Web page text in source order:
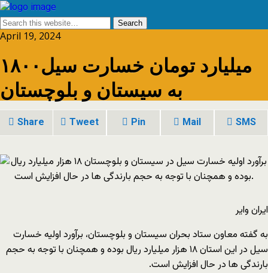
April 19, 2024
۱۸۰۰میلیارد تومان خسارت سیل
به سیستان و بلوچستان
Share Tweet Pin Mail SMS
ایران وایر
به گفته معاون ستاد بحران سیستان و بلوچستان، برآورد اولیه خسارت
سیل در این استان ۱۸ هزار میلیارد ریال بوده و همچنان با توجه به حجم
بارندگی ها در حال افزایش است.